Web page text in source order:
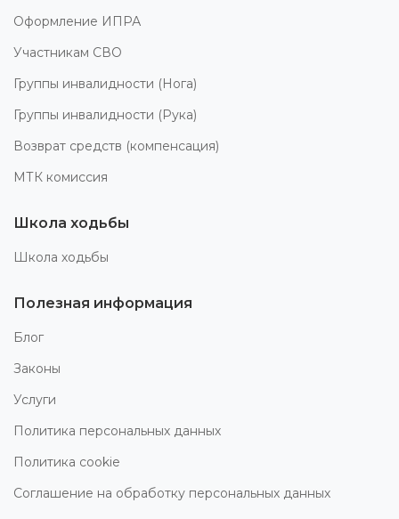
Оформление ИПРА
Участникам СВО
Группы инвалидности (Нога)
Группы инвалидности (Рука)
Возврат средств (компенсация)
МТК комиссия
Школа ходьбы
Школа ходьбы
Полезная информация
Блог
Законы
Услуги
Политика персональных данных
Политика cookie
Соглашение на обработку персональных данных